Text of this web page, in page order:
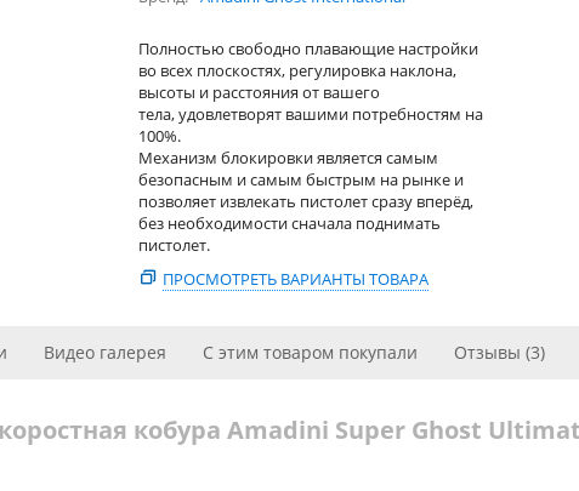
Полностью свободно плавающие настройки
во всех плоскостях, регулировка наклона,
высоты и расстояния от вашего
тела, удовлетворят вашими потребностям на
100%.
Механизм блокировки является самым
безопасным и самым быстрым на рынке и
позволяет извлекать пистолет сразу вперёд,
без необходимости сначала поднимать
пистолет.
ПРОСМОТРЕТЬ ВАРИАНТЫ ТОВАРА
Видео галерея С этим товаром покупали Отзывы (3)
кобура Amadini Super Ghost